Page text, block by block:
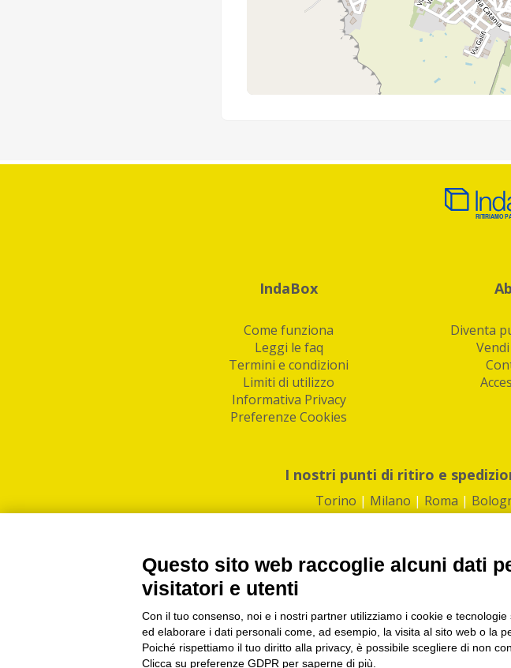
IndaBox
Come funziona
Leggi le faq
Termini e condizioni
Limiti di utilizzo
Informativa Privacy
Preferenze Cookies
Diventa
I nostri punti di ritiro e
Torino | Milano | Roma |
PI/CF/N°Iscr.: 10821360012 | REA: RM 1494760 |
IndaBox | Oltre 11.500 punti di ritiro tra Bar, Tabaccai,
Questo sito web raccoglie alcuni dati
visitatori e utenti
Con il tuo consenso, noi e i nostri partner utilizziamo i cookie e
ed elaborare i dati personali come, ad esempio, la visita al sito web o la
Poiché rispettiamo il tuo diritto alla privacy, è possibile scegliere di non
Clicca su preferenze GDPR per saperne di più.